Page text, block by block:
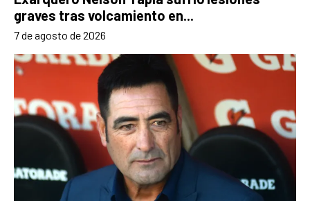
graves tras volcamiento en...
7 de agosto de 2026